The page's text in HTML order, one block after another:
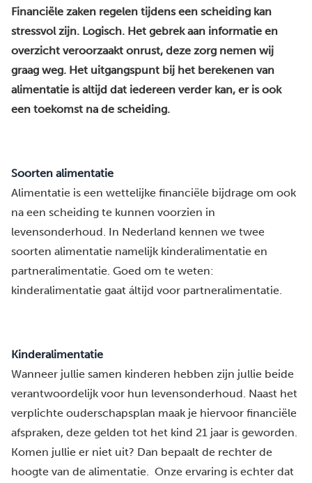
Financiële zaken regelen tijdens een scheiding kan
stressvol zijn. Logisch. Het gebrek aan informatie en
overzicht veroorzaakt onrust, deze zorg nemen wij
graag weg. Het uitgangspunt bij het berekenen van
alimentatie is altijd dat iedereen verder kan, er is ook
een toekomst na de scheiding.
Soorten alimentatie
Alimentatie is een wettelijke financiële bijdrage om ook
na een scheiding te kunnen voorzien in
levensonderhoud. In Nederland kennen we twee
soorten alimentatie namelijk kinderalimentatie en
partneralimentatie . Goed om te weten:
kinderalimentatie gaat áltijd voor partneralimentatie.
Kinderalimentatie
Wanneer jullie samen kinderen hebben zijn jullie beide
verantwoordelijk voor hun levensonderhoud. Naast het
verplichte ouderschapsplan maak je hiervoor financiële
afspraken, deze gelden tot het kind 21 jaar is geworden.
Komen jullie er niet uit? Dan bepaalt de rechter de
hoogte van de alimentatie. Onze ervaring is echter dat